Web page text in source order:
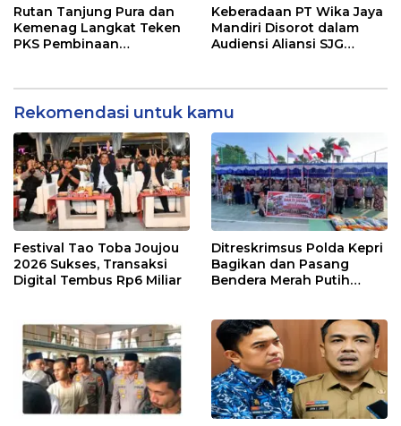
SELALU DITUTUPI
TENTANG SINDIKAT
PENIPU PENJUALAN EMAS
Rutan Tanjung Pura dan
Kemenag Langkat Teken
PKS Pembinaan
Keberadaan PT Wika Jaya
Mandiri Disorot dalam
Audiensi Aliansi SJG
Rekomendasi untuk kamu
Festival Tao Toba Joujou
2026 Sukses, Transaksi
Digital Tembus Rp6 Miliar
Ditreskrimsus Polda Kepri
Bagikan dan Pasang
Bendera Merah Putih
Kebangsaan.